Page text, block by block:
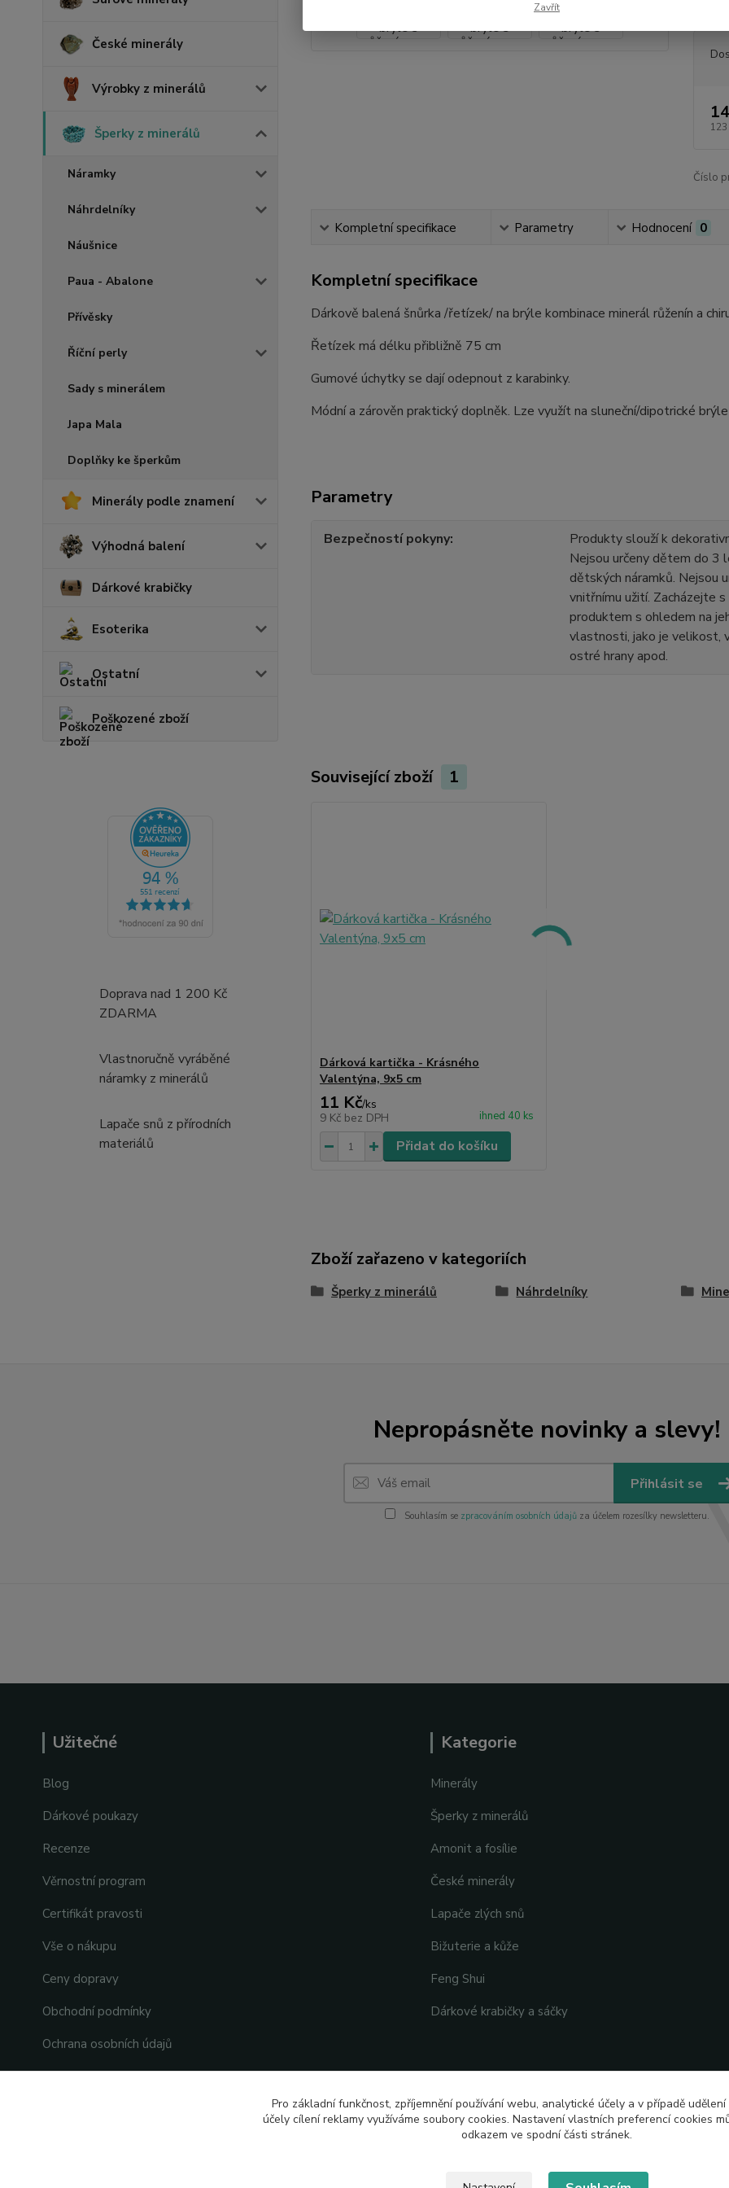
České minerály
Výrobky z minerálů
Šperky z minerálů
Náramky
Náhrdelníky
Náušnice
Paua - Abalone
Přívěsky
Říční perly
Sady s minerálem
Japa Mala
Doplňky ke šperkům
Minerály podle znamení
Výhodná balení
Dárkové krabičky
Esoterika
Ostatní
Poškozené zboží
Doprava nad 1 200 Kč
ZDARMA
Vlastnoručně vyráběné
náramky z minerálů
Lapače snů z přírodních
materiálů
123
Číslo
Kompletní specifikace Parametry Hodnocení 0
Kompletní specifikace
Dárkově balená šnůrka /řetízek/ na brýle kombinace minerál růženín a
Řetízek má délku přibližně 75 cm
Gumové úchytky se dají odepnout z karabinky.
Módní a zárověn praktický doplněk. Lze využít na sluneční/dipotrické
Parametry
Bezpečností pokyny
Produkty slouží k
Nejsou určeny dětem do 3
dětských náramků. Nejsou
vnitřnímu užití. Zacházejte
produktem s ohledem na
vlastnosti, jako je velikost,
ostré hrany apod.
Související zboží 1
Dárková kartička - Krásného
Valentýna, 9x5 cm
11 Kč/ks
9 Kč bez DPH ihned 40 ks
Přidat do košíku
Zboží zařazeno v kategoriích
Šperky z minerálů Náhrdelníky
Nepropásněte novinky a slevy!
Přihlásit se
Souhlasím se zpracováním osobních údajůza účelem rozesílky newsletteru.
Užitečné
Blog
Dárkové poukazy
Recenze
Věrnostní program
Certifikát pravosti
Vše o nákupu
Ceny dopravy
Obchodní podmínky
Ochrana osobních údajů
Reklamace
Kategorie
Minerály
Šperky z minerálů
Amonit a fosílie
České minerály
Lapače zlých snů
Bižuterie a kůže
Feng Shui
Dárkové krabičky a sáčky
Zavřít
Pro základní funkčnost, zpříjemnění používání webu, analytické účely a v případě
účely cílení reklamy využíváme soubory cookies. Nastavení vlastních preferencí cookies
odkazem ve spodní části stránek.